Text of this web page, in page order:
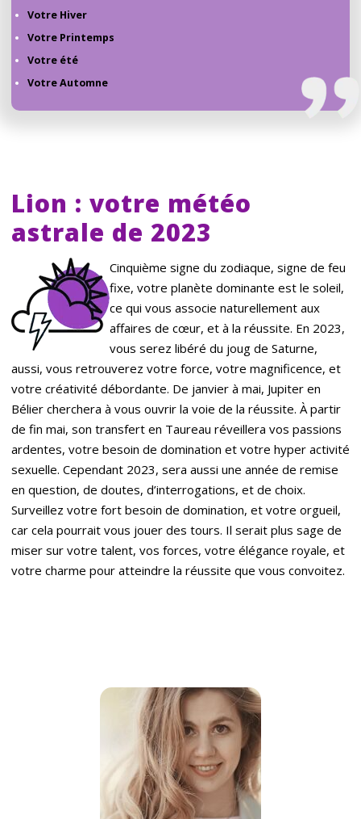
Votre Hiver
Votre Printemps
Votre été
Votre Automne
Lion : votre météo
astrale de 2023
Cinquième signe du zodiaque, signe de feu
fixe, votre planète dominante est le soleil,
ce qui vous associe naturellement aux
affaires de cœur, et à la réussite. En 2023,
vous serez libéré du joug de Saturne,
aussi, vous retrouverez votre force, votre magnificence, et
votre créativité débordante. De janvier à mai, Jupiter en
Bélier cherchera à vous ouvrir la voie de la réussite. À partir
de fin mai, son transfert en Taureau réveillera vos passions
ardentes, votre besoin de domination et votre hyper activité
sexuelle. Cependant 2023, sera aussi une année de remise
en question, de doutes, d’interrogations, et de choix.
Surveillez votre fort besoin de domination, et votre orgueil,
car cela pourrait vous jouer des tours. Il serait plus sage de
miser sur votre talent, vos forces, votre élégance royale, et
votre charme pour atteindre la réussite que vous convoitez.